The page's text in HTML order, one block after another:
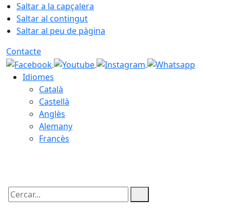
Saltar a la capçalera
Saltar al contingut
Saltar al peu de pàgina
Contacte
Idiomes
Català
Castellà
Anglès
Alemany
Francès
Cercar: